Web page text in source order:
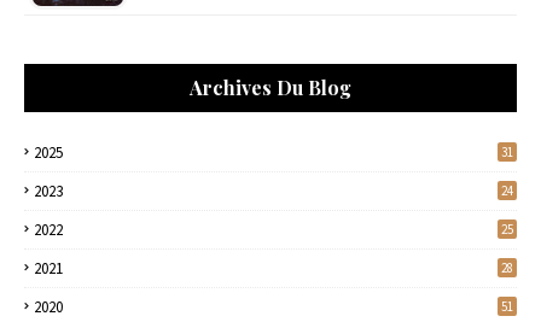
Archives Du Blog
2025 31
2023 24
2022 25
2021 28
2020 51